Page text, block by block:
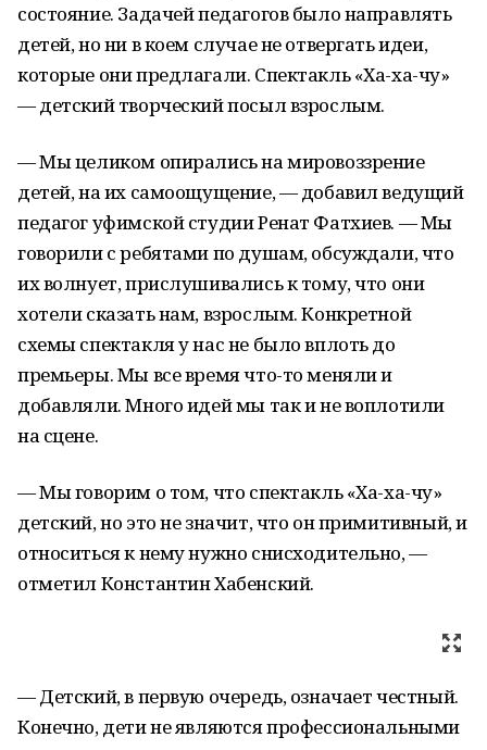
состояние. Задачей педагогов было направлять
детей, но ни в коем случае не отвергать идеи,
которые они предлагали. Спектакль «Ха-ха-чу»
— детский творческий посыл взрослым.
— Мы целиком опирались на мировоззрение
детей, на их самоощущение, — добавил ведущий
педагог уфимской студии Ренат Фатхиев. — Мы
говорили с ребятами по душам, обсуждали, что
их волнует, прислушивались к тому, что они
хотели сказать нам, взрослым. Конкретной
схемы спектакля у нас не было вплоть до
премьеры. Мы все время что-то меняли и
добавляли. Много идей мы так и не воплотили
на сцене.
— Мы говорим о том, что спектакль «Ха-ха-чу»
детский, но это не значит, что он примитивный, и
относиться к нему нужно снисходительно, —
отметил Константин Хабенский.
— Детский, в первую очередь, означает честный.
Конечно, дети не являются профессиональными